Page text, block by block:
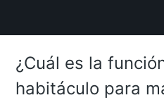
¿Cuál es la
habitáculo para